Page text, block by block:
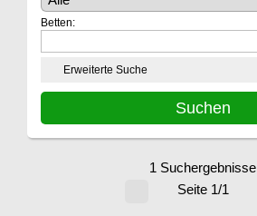
Betten:
Erweiterte Suche
1 Suchergebnisse
Seite 1/1